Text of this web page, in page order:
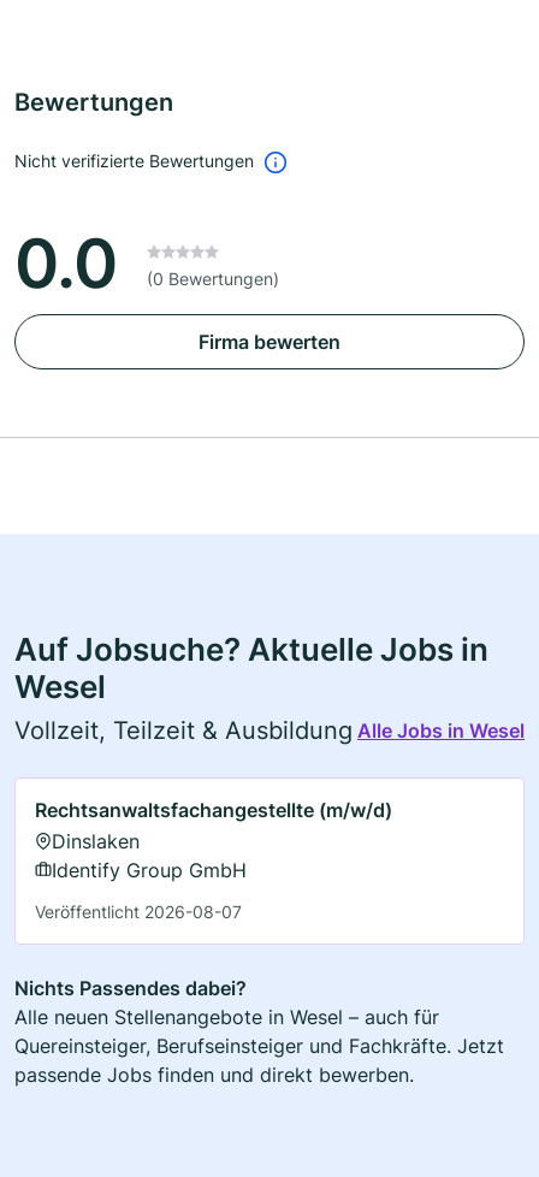
Bewertungen
Nicht verifizierte Bewertungen
0.0 (0 Bewertungen)
Firma bewerten
Auf Jobsuche? Aktuelle Jobs in
Wesel
Vollzeit, Teilzeit & Ausbildung Alle Jobs in Wesel
Rechtsanwaltsfachangestellte (m/w/d)
Dinslaken
Identify Group GmbH
Veröffentlicht 2026-08-07
Nichts Passendes dabei?
Alle neuen Stellenangebote in Wesel – auch für
Quereinsteiger, Berufseinsteiger und Fachkräfte. Jetzt
passende Jobs finden und direkt bewerben.